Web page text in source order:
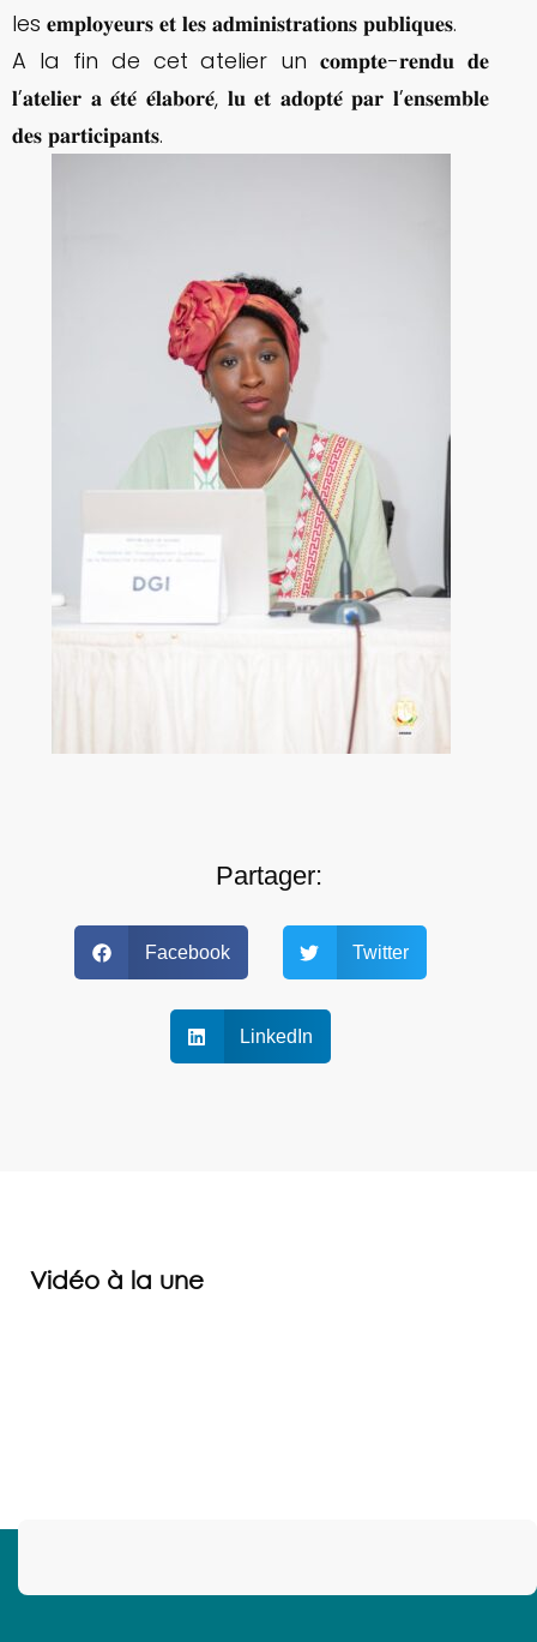
les 𝐞𝐦𝐩𝐥𝐨𝐲𝐞𝐮𝐫𝐬 𝐞𝐭 𝐥𝐞𝐬 𝐚𝐝𝐦𝐢𝐧𝐢𝐬𝐭𝐫𝐚𝐭𝐢𝐨𝐧𝐬 𝐩𝐮𝐛𝐥𝐢𝐪𝐮𝐞𝐬.
A la fin de cet atelier un 𝐜𝐨𝐦𝐩𝐭𝐞-𝐫𝐞𝐧𝐝𝐮 𝐝𝐞
𝐥’𝐚𝐭𝐞𝐥𝐢𝐞𝐫 𝐚 𝐞́𝐭𝐞́ 𝐞́𝐥𝐚𝐛𝐨𝐫𝐞́, 𝐥𝐮 𝐞𝐭 𝐚𝐝𝐨𝐩𝐭𝐞́ 𝐩𝐚𝐫 𝐥’𝐞𝐧𝐬𝐞𝐦𝐛𝐥𝐞
𝐝𝐞𝐬 𝐩𝐚𝐫𝐭𝐢𝐜𝐢𝐩𝐚𝐧𝐭𝐬.
Partager:
Facebook Twitter
LinkedIn
Vidéo à la une